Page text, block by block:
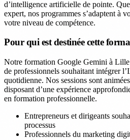
d’intelligence artificielle de pointe.
expert, nos programmes s’adaptent à
votre niveau de compétence.
Pour qui est destinée cette
Notre formation Google Gemini à Lille
de professionnels souhaitant intégrer
quotidienne. Nos sessions sont
disposant d’une expérience
en formation professionnelle.
Entrepreneurs et dirigeants
processus
Professionnels du marketing